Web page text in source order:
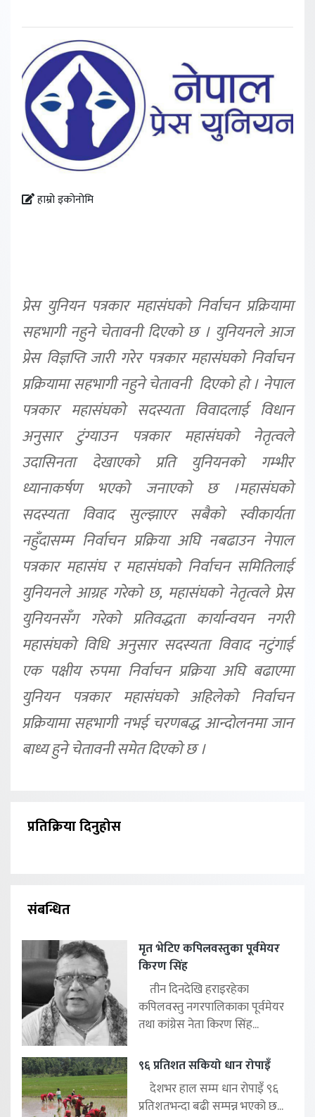
हाम्रो इकोनोमि
प्रेस युनियन पत्रकार महासंघको निर्वाचन प्रक्रियामा
सहभागी नहुने चेतावनी दिएको छ । युनियनले आज
प्रेस विज्ञप्ति जारी गरेर पत्रकार महासंघको निर्वाचन
प्रक्रियामा सहभागी नहुने चेतावनी दिएकाे हाे । नेपाल
पत्रकार महासंघको सदस्यता विवादलाई विधान
अनुसार टुंग्याउन पत्रकार महासंघको नेतृत्वले
उदासिनता देखाएको प्रति युनियनको गम्भीर
ध्यानाकर्षण भएको जनाएको छ ।महासंघको
सदस्यता विवाद सुल्झाएर सबैको स्वीकार्यता
नहुँदासम्म निर्वाचन प्रक्रिया अघि नबढाउन नेपाल
पत्रकार महासंघ र महासंघको निर्वाचन समितिलाई
युनियनले आग्रह गरेको छ, महासंघको नेतृत्वले प्रेस
युनियनसँग गरेको प्रतिवद्धता कार्यान्वयन नगरी
महासंघको विधि अनुसार सदस्यता विवाद नटुंगाई
एक पक्षीय रुपमा निर्वाचन प्रक्रिया अघि बढाएमा
युनियन पत्रकार महासंघको अहिलेको निर्वाचन
प्रक्रियामा सहभागी नभई चरणबद्ध आन्दोलनमा जान
बाध्य हुने चेतावनी समेत दिएको छ ।
प्रतिक्रिया दिनुहोस
संबन्धित
मृत भेटिए कपिलवस्तुका पूर्वमेयर
किरण सिंह
तीन दिनदेखि हराइरहेका
कपिलवस्तु नगरपालिकाका पूर्वमेयर
तथा कांग्रेस नेता किरण सिंह...
९६ प्रतिशत सकियो धान रोपाइँ
देशभर हाल सम्म धान रोपाइँ ९६
प्रतिशतभन्दा बढी सम्पन्न भएको छ...